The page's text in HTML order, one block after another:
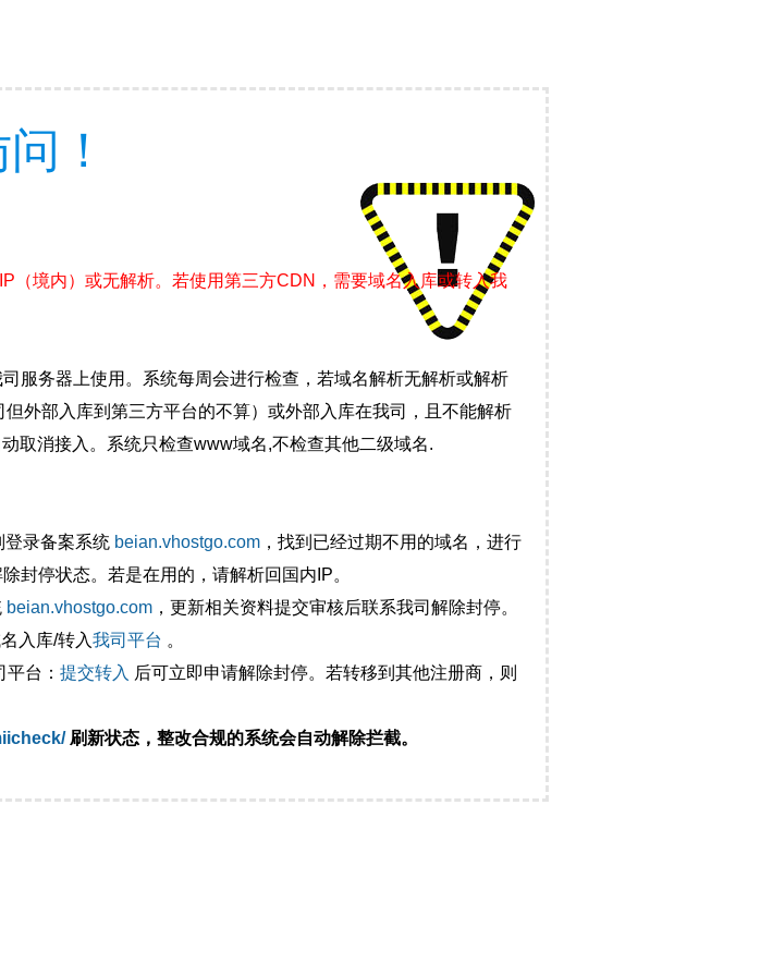
！
（境内）或无解析。若使用第三方CDN，需要域名入库或转入我
服务器上使用。系统每周会进行检查，若域名解析无解析或解析
外部入库到第三方平台的不算）或外部入库在我司，且不能解析
取消接入。系统只检查www域名,不检查其他二级域名.
登录备案系统 beian.vhostgo.com ，找到已经过期不用的域名，进行
封停状态。若是在用的，请解析回国内IP。
beian.vhostgo.com ，更新相关资料提交审核后联系我司解除封停。
入库/转入我司平台 。
台： 提交转入 后可立即申请解除封停。若转移到其他注册商，则
刷新状态，整改合规的系统会自动解除拦截。